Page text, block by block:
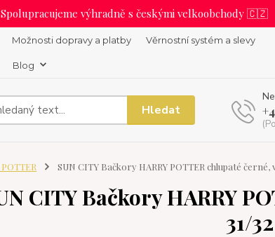
Spolupracujeme výhradně s českými velkoobchody 🇨🇿
Možnosti dopravy a platby Věrnostní systém a slevy
Blog
Hledat
SUN CITY Bačkory HARRY POTTER chlupaté černé,
CITY Bačkory HARRY
31/32